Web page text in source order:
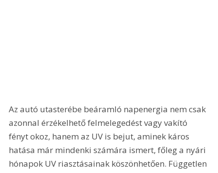
Az autó utasterébe beáramló napenergia nem csak
azonnal érzékelhető felmelegedést vagy vakító
fényt okoz, hanem az UV is bejut, aminek káros
hatása már mindenki számára ismert, főleg a nyári
hónapok UV riasztásainak köszönhetően. Független